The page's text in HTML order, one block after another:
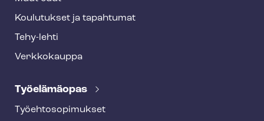
Koulutukset ja tapahtumat
Tehy-lehti
Verkkokauppa
Työelämäopas
Työ­eh­to­so­pi­muk­set